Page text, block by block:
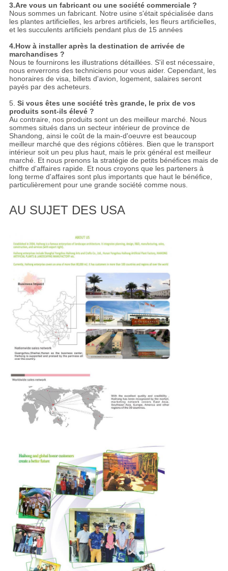
3.Are vous un fabricant ou une société commerciale ?
Nous sommes un fabricant. Notre usine s'était spécialisée dans
les plantes artificielles, les arbres artificiels, les fleurs artificielles,
et les succulents artificiels pendant plus de 15 années
4.How à installer après la destination de arrivée de
marchandises ?
Nous te fournirons les illustrations détaillées. S'il est nécessaire,
nous enverrons des techniciens pour vous aider. Cependant, les
honoraires de visa, billets d'avion, logement, salaires seront
payés par des acheteurs.
5. Si vous êtes une société très grande, le prix de vos
produits sont-ils élevé ?
Au contraire, nos produits sont un des meilleur marché. Nous
sommes situés dans un secteur intérieur de province de
Shandong, ainsi le coût de la main-d'oeuvre est beaucoup
meilleur marché que des régions côtières. Bien que le transport
intérieur soit un peu plus haut, mais le prix général est meilleur
marché. Et nous prenons la stratégie de petits bénéfices mais de
chiffre d'affaires rapide. Et nous croyons que les parteners à
long terme d'affaires sont plus importants que haut le bénéfice,
particulièrement pour une grande société comme nous.
AU SUJET DES USA